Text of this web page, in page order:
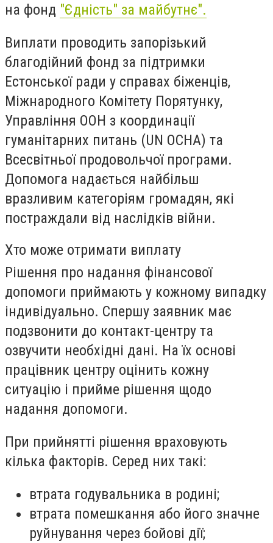
на фонд "Єдність" за майбутнє".
Виплати проводить запорізький
благодійний фонд за підтримки
Естонської ради у справах біженців,
Міжнародного Комітету Порятунку,
Управління ООН з координації
гуманітарних питань (UN OCHA) та
Всесвітньої продовольчої програми.
Допомога надається найбільш
вразливим категоріям громадян, які
постраждали від наслідків війни.
Хто може отримати виплату
Рішення про надання фінансової
допомоги приймають у кожному випадку
індивідуально. Спершу заявник має
подзвонити до контакт-центру та
озвучити необхідні дані. На їх основі
працівник центру оцінить кожну
ситуацію і прийме рішення щодо
надання допомоги.
При прийнятті рішення враховують
кілька факторів. Серед них такі:
втрата годувальника в родині;
втрата помешкання або його значне
руйнування через бойові дії;